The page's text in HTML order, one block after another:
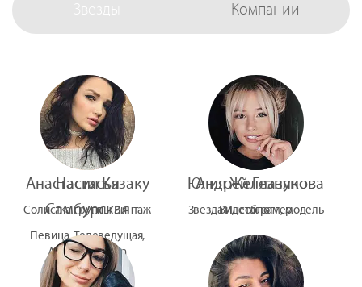
Звезды Компании
Настасья
Самбурская
Певица, Телеведущая,
Актриса Театра
Андрей Глазунов
Видеоблоггер
Анастасия Казаку
Солистка группы Винтаж
Юлия Железнякова
Звезда Инстаграм, модель